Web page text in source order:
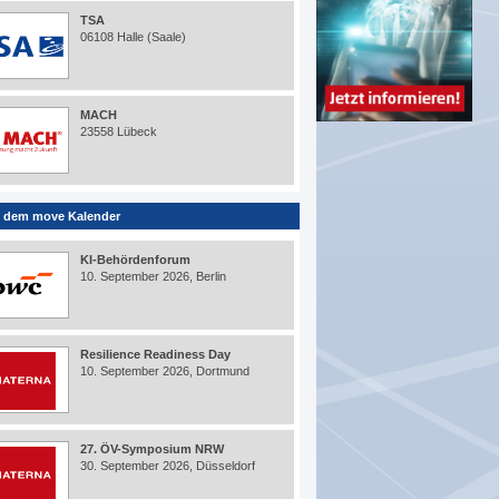
TSA
06108 Halle (Saale)
MACH
23558 Lübeck
dem move Kalender
KI-Behördenforum
10. September 2026, Berlin
Resilience Readiness Day
10. September 2026, Dortmund
27. ÖV-Symposium NRW
30. September 2026, Düsseldorf